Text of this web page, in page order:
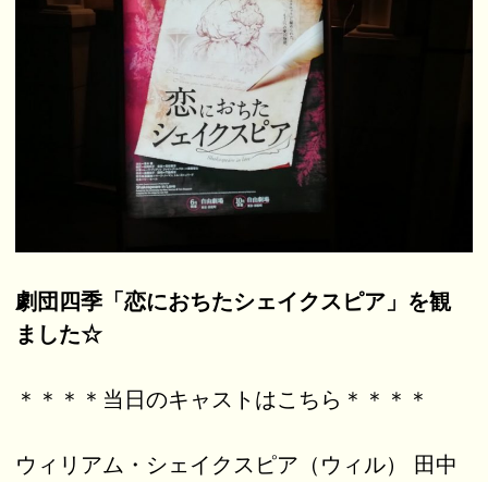
劇団四季「恋におちたシェイクスピア」を観
ました☆
＊＊＊＊当日のキャストはこちら＊＊＊＊
ウィリアム・シェイクスピア（ウィル） 田中